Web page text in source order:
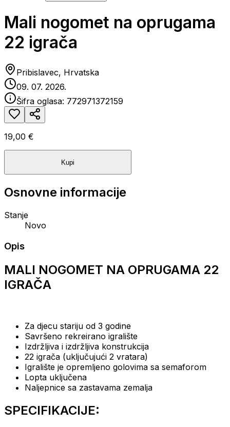
Mali nogomet na oprugama
22 igrača
Pribislavec, Hrvatska
09. 07. 2026.
Šifra oglasa: 772971372159
19,00 €
Kupi
Osnovne informacije
Stanje
Novo
Opis
MALI NOGOMET NA OPRUGAMA 22
IGRAČA
Za djecu stariju od 3 godine
Savršeno rekreirano igralište
Izdržljiva i izdržljiva konstrukcija
22 igrača (uključujući 2 vratara)
Igralište je opremljeno golovima sa semaforom
Lopta uključena
Naljepnice sa zastavama zemalja
SPECIFIKACIJE: